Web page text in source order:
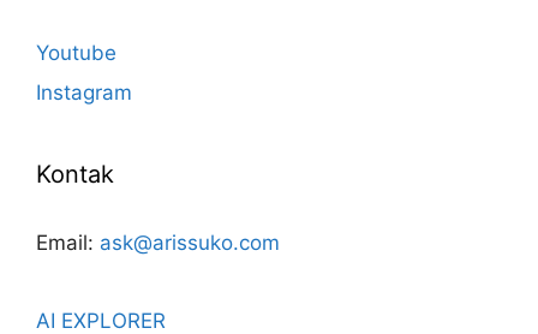
Youtube
Instagram
Kontak
Email: ask@arissuko.com
AI EXPLORER